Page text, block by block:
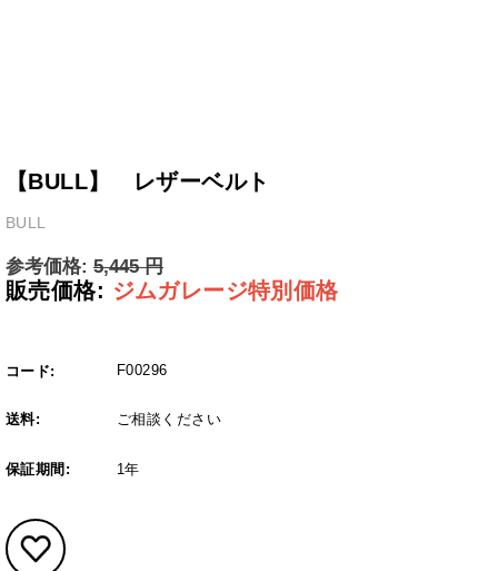
【BULL】 レザーベルト
BULL
参考価格: 5,445 円
販売価格: ジムガレージ特別価格
コード: F00296
送料: ご相談ください
保証期間: 1年